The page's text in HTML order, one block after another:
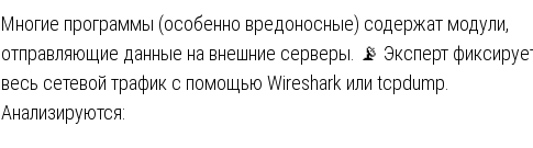
Многие программы (особенно вредоносные) содержат модули,
отправляющие данные на внешние серверы. 📡 Эксперт
весь сетевой трафик с помощью Wireshark или tcpdump.
Анализируются: